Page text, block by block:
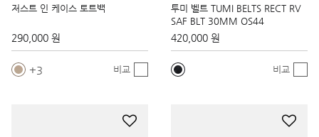
저스트 인 케이스 토트백
290,000 원
3 비교
투미 벨트 TUMI BELTS RECT RV
SAF BLT 30MM OS44
420,000 원
비교